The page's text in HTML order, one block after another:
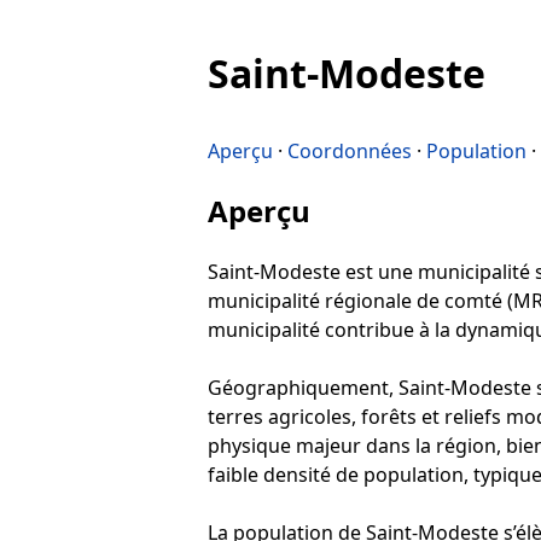
Saint-Modeste
Aperçu · Coordonnées · Population ·
Aperçu
Saint-Modeste est une municipalité
municipalité régionale de comté
municipalité contribue à la
Géographiquement, Saint-Modeste
terres agricoles, forêts et reliefs
physique majeur dans la région,
faible densité de population,
La population de Saint-Modeste